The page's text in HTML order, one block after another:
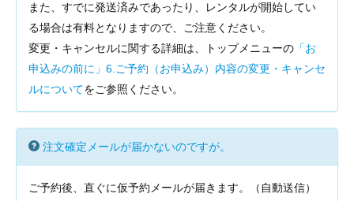
また、すでに発送済みであったり、レンタルが開始してい
る場合は有料となりますので、ご注意ください。
変更・キャンセルに関する詳細は、トップメニューの 「お
申込みの前に」6.ご予約（お申込み）内容の変更・キャンセ
ルについてをご参照ください。
注文確定メールが届かないのですが。
ご予約後、直ぐに仮予約メールが届きます。（自動送信）